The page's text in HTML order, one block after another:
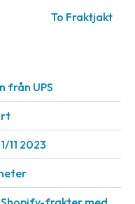
To Fraktjakt
från UPS
11 2023